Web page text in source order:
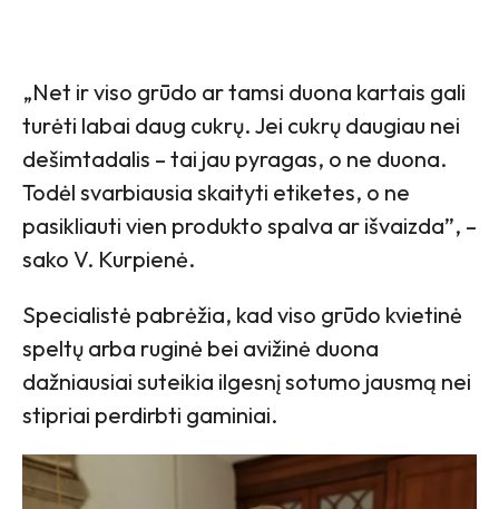
„Net ir viso grūdo ar tamsi duona kartais gali
turėti labai daug cukrų. Jei cukrų daugiau nei
dešimtadalis – tai jau pyragas, o ne duona.
Todėl svarbiausia skaityti etiketes, o ne
pasikliauti vien produkto spalva ar išvaizda”, –
sako V. Kurpienė.
Specialistė pabrėžia, kad viso grūdo kvietinė
speltų arba ruginė bei avižinė duona
dažniausiai suteikia ilgesnį sotumo jausmą nei
stipriai perdirbti gaminiai.